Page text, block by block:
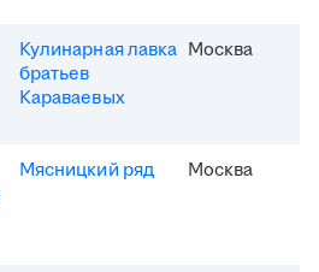
Кулинарная лавка
братьев
Караваевых
Москва
Мясницкий ряд Москва